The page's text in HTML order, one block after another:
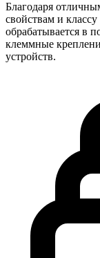
Благодаря
свойствам и
обрабатывается в
клеммные
устройств.